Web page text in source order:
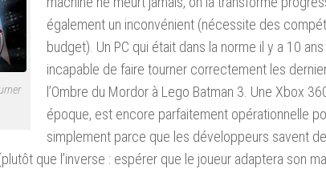
également un inconvénient (nécessite des
budget). Un PC qui était dans la norme il y a 10 ans
incapable de faire tourner correctement les
l’Ombre du Mordor à Lego Batman 3. Une Xbox
époque, est encore parfaitement opérationnelle
simplement parce que les développeurs savent
que l’inverse : espérer que le joueur adaptera son